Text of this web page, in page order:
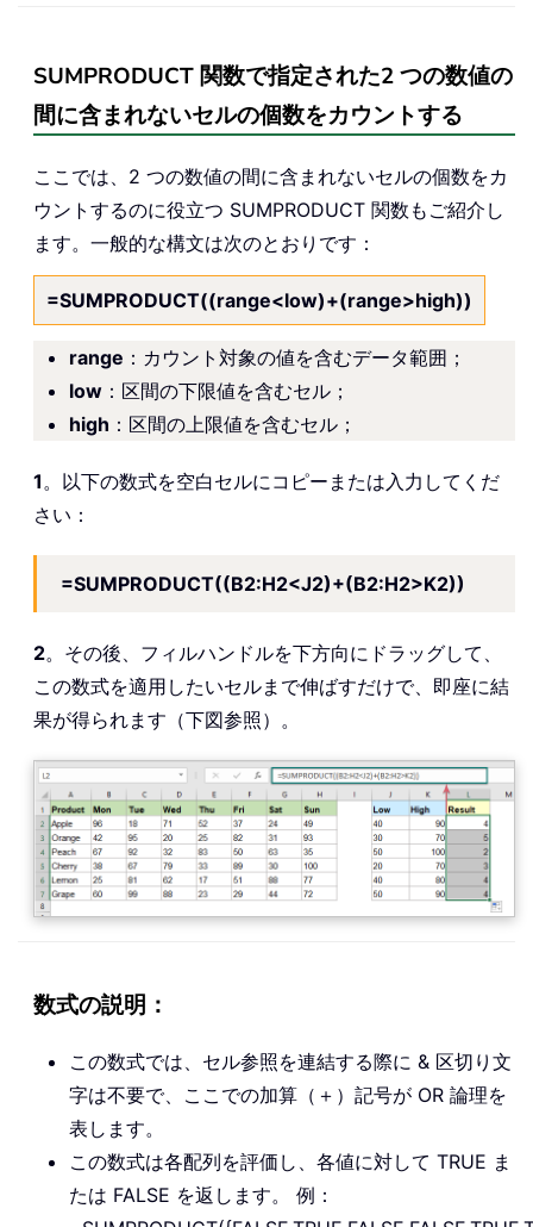
SUMPRODUCT 関数で指定された2 つの数値の
間に含まれないセルの個数をカウントする
ここでは、2 つの数値の間に含まれないセルの個数をカ
ウントするのに役立つ SUMPRODUCT 関数もご紹介し
ます。一般的な構文は次のとおりです：
=SUMPRODUCT((range<low)+(range>high))
range ：カウント対象の値を含むデータ範囲；
low ：区間の下限値を含むセル；
high ：区間の上限値を含むセル；
1。以下の数式を空白セルにコピーまたは入力してくだ
さい：
=SUMPRODUCT((B2:H2<J2)+(B2:H2>K2))
2。その後、フィルハンドルを下方向にドラッグして、
この数式を適用したいセルまで伸ばすだけで、即座に結
果が得られます（下図参照）。
数式の説明：
この数式では、セル参照を連結する際に & 区切り文
字は不要で、ここでの加算（＋）記号が OR 論理を
表します。
この数式は各配列を評価し、各値に対して TRUE ま
たは FALSE を返します。 例：